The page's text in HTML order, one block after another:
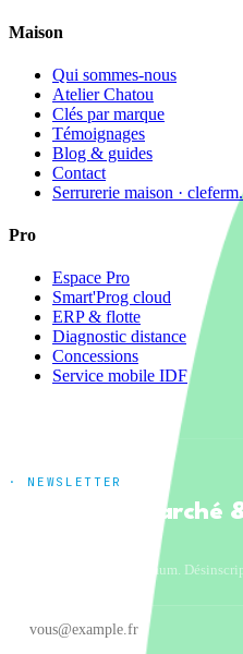
Maison
Qui sommes-nous
Atelier Chatou
Clés par marque
Témoignages
Blog & guides
Contact
Serrurerie maison ·
Pro
Espace Pro
Smart'Prog cloud
ERP & flotte
Diagnostic distance
Concessions
Service mobile IDF
· NEWSLETTER
Tendances marché
Un email par mois maximum.